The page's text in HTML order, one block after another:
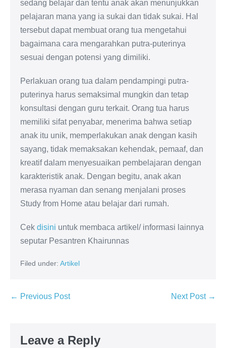
sedang belajar dan tentu anak akan menunjukkan
pelajaran mana yang ia sukai dan tidak sukai. Hal
tersebut dapat membuat orang tua mengetahui
bagaimana cara mengarahkan putra-puterinya
sesuai dengan potensi yang dimiliki.
Perlakuan orang tua dalam pendampingi putra-
puterinya harus semaksimal mungkin dan tetap
konsultasi dengan guru terkait. Orang tua harus
memiliki sifat penyabar, menerima bahwa setiap
anak itu unik, memperlakukan anak dengan kasih
sayang, tidak memaksakan kehendak, pemaaf, dan
kreatif dalam menyesuaikan pembelajaran dengan
karakteristik anak. Dengan begitu, anak akan
merasa nyaman dan senang menjalani proses
Study from Home atau belajar dari rumah.
Cek disini untuk membaca artikel/ informasi lainnya
seputar Pesantren Khairunnas
Filed under: Artikel
← Previous Post Next Post →
Leave a Reply